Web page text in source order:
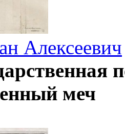
Алексеевич
меч